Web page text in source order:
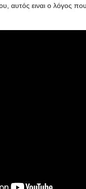
αυτός ειναι ο λόγος